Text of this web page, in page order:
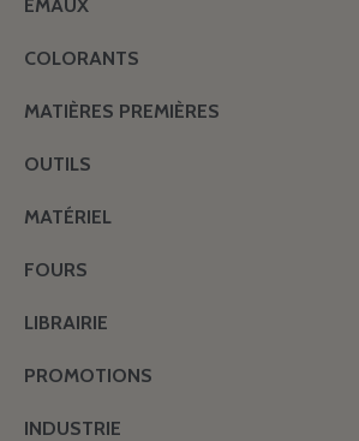
ÉMAUX
COLORANTS
MATIÈRES PREMIÈRES
OUTILS
MATÉRIEL
FOURS
LIBRAIRIE
PROMOTIONS
INDUSTRIE